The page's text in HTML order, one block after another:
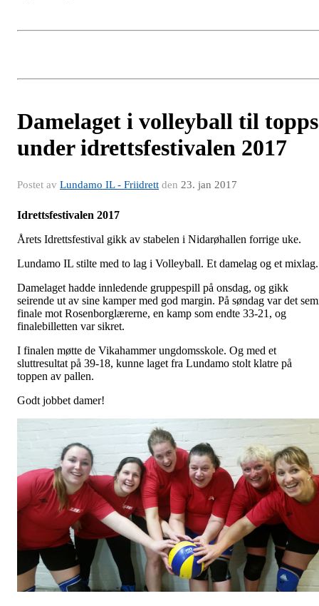
Damelaget i volleyball til topps
under idrettsfestivalen 2017
Postet av Lundamo IL - Friidrett den 23. jan 2017
Idrettsfestivalen 2017
Årets Idrettsfestival gikk av stabelen i Nidarøhallen forrige uke.
Lundamo IL stilte med to lag i Volleyball. Et damelag og et mixlag.
Damelaget hadde innledende gruppespill på onsdag, og gikk
seirende ut av sine kamper med god margin. På søndag var det
finale mot Rosenborglærerne, en kamp som endte 33-21, og
finalebilletten var sikret.
I finalen møtte de Vikahammer ungdomsskole. Og med et
sluttresultat på 39-18, kunne laget fra Lundamo stolt klatre på
toppen av pallen.
Godt jobbet damer!